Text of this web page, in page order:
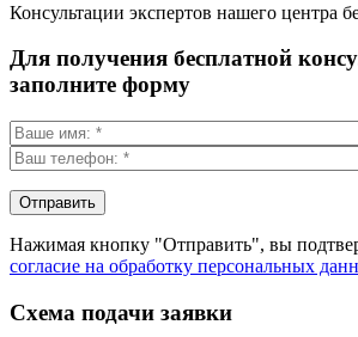
Консультации экспертов нашего центра
Для получения бесплатной
заполните форму
Нажимая кнопку "Отправить", вы
согласие на обработку персональных
Схема подачи заявки